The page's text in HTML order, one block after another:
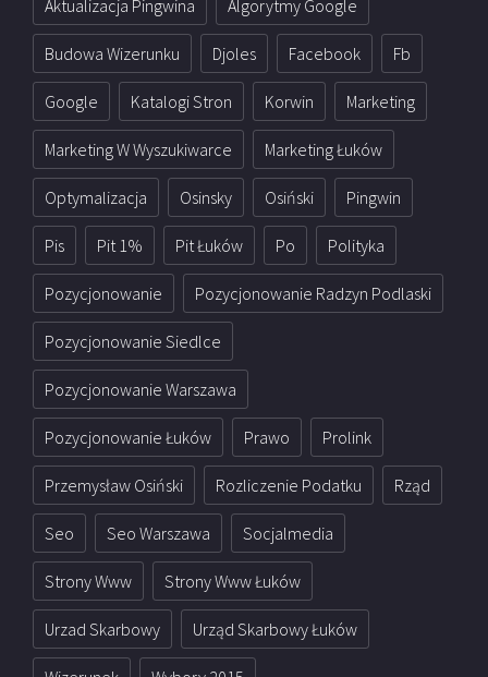
Aktualizacja Pingwina Algorytmy Google
Budowa Wizerunku Djoles Facebook Fb
Google Katalogi Stron Korwin Marketing
Marketing W Wyszukiwarce Marketing Łuków
Optymalizacja Osinsky Osiński Pingwin
Pis Pit 1% Pit Łuków Po Polityka
Pozycjonowanie Pozycjonowanie Radzyn Podlaski
Pozycjonowanie Siedlce
Pozycjonowanie Warszawa
Pozycjonowanie Łuków Prawo Prolink
Przemysław Osiński Rozliczenie Podatku Rząd
Seo Seo Warszawa Socjalmedia
Strony Www Strony Www Łuków
Urzad Skarbowy Urząd Skarbowy Łuków